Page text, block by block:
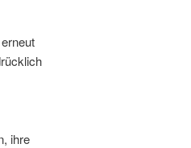
ihre